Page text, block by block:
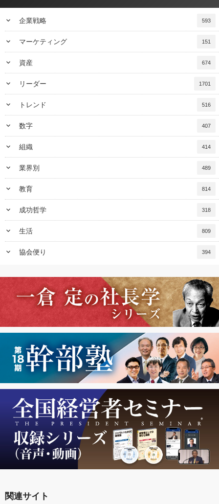
keyboard_arrow_down 企業戦略 593
keyboard_arrow_down マーケティング 151
keyboard_arrow_down 資産 674
keyboard_arrow_down リーダー 1701
keyboard_arrow_down トレンド 516
keyboard_arrow_down 数字 407
keyboard_arrow_down 組織 414
keyboard_arrow_down 業界別 489
keyboard_arrow_down 教育 814
keyboard_arrow_down 成功哲学 318
keyboard_arrow_down 生活 809
keyboard_arrow_down 協会便り 394
関連サイト